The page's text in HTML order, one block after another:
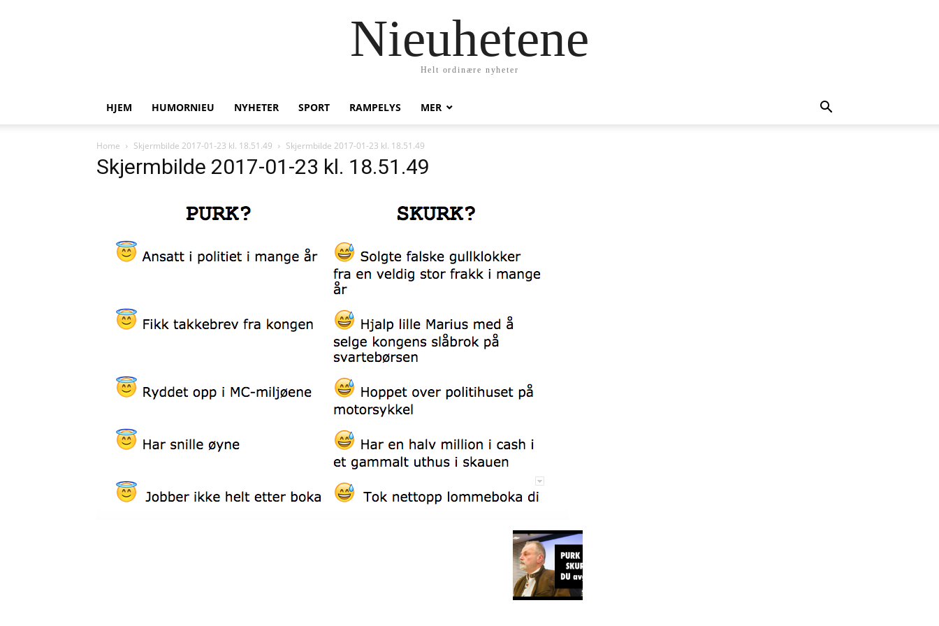
Nieuhetene
Helt ordinære nyheter
HJEM HUMORNIEU NYHETER SPORT RAMPELYS MER
Home Skjermbilde 2017-01-23 kl. 18.51.49 Skjermbilde 2017-01-23 kl. 18.51.49
Skjermbilde 2017-01-23 kl. 18.51.49